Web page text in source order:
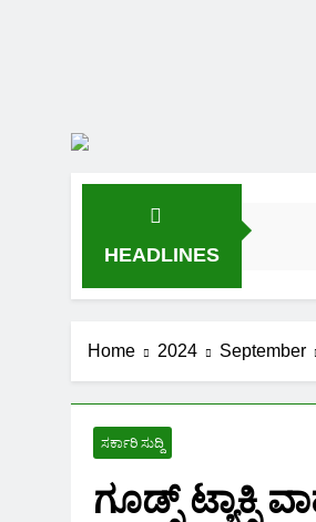
HEADLINES
Home 2024 September
ಸರ್ಕಾರಿ ಸುದ್ದಿ
ಗೂಡ್ಸ್ ಟ್ಯಾಕ್ಸಿ